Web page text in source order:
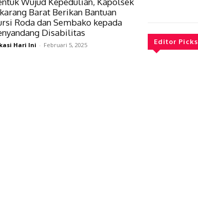
Barat Berikan Bantuan
Roda dan Sembako kepada
Disabilitas
Hari Ini - Februari 5, 2025 Editor Picks